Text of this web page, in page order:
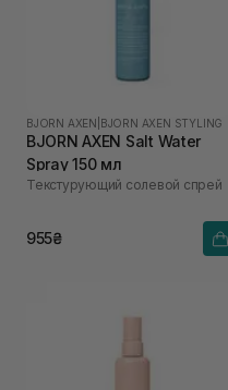
BJORN AXEN BJORN AXEN STYLING
BJORN AXEN Salt Water
Spray 150 мл
Текстурующий солевой спрей
955₴